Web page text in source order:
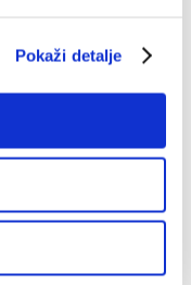
Pokaži detalje